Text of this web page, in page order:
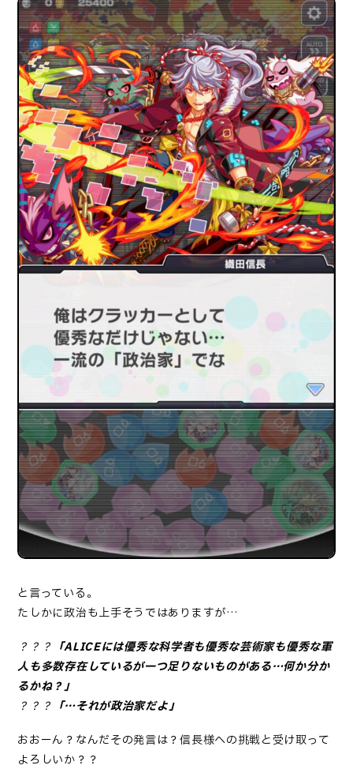
と言っている。
たしかに政治も上手そうではありますが…
？？？ 「ALICEには優秀な科学者も優秀な芸術家も優秀な軍
人も多数存在しているが一つ足りないものがある…何か分か
るかね？」
？？？ 「…それが政治家だよ」
おおーん？なんだその発言は？信長様への挑戦と受け取って
よろしいか？？